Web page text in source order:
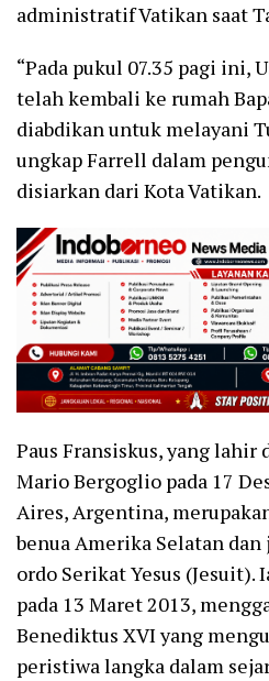
administratif Vatikan saat
“Pada pukul 07.35 pagi ini,
telah kembali ke rumah
diabdikan untuk melayani
ungkap Farrell dalam
disiarkan dari Kota Vatikan.
Paus Fransiskus, yang lahir
Mario Bergoglio pada 17
Aires, Argentina,
benua Amerika Selatan dan
ordo Serikat Yesus
pada 13 Maret 2013,
Benediktus XVI yang
peristiwa langka dalam